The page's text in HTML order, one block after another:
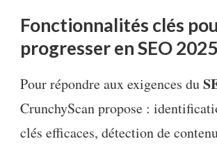
Fonctionnalités clés
progresser en SEO 2025
Pour répondre aux exigences du
CrunchyScan propose :
clés efficaces, détection de